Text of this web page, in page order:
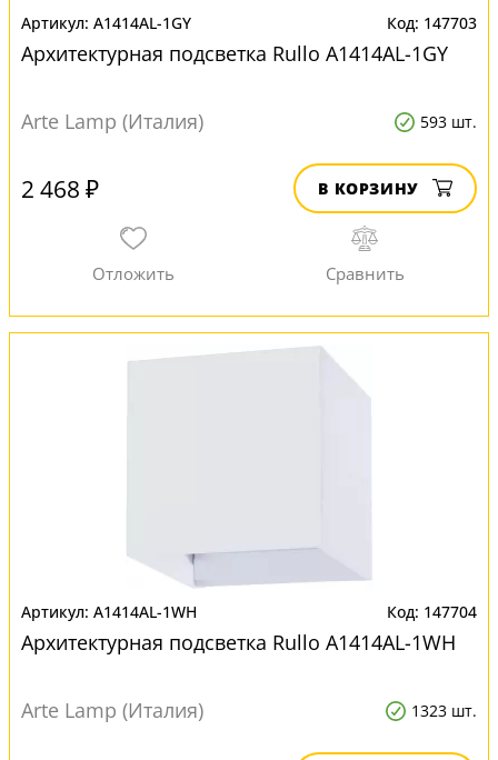
A1414AL-1GY 147703
Архитектурная подсветка Rullo A1414AL-1GY
Arte Lamp (Италия) 593 шт.
2 468 ₽ В КОРЗИНУ
A1414AL-1WH 147704
Архитектурная подсветка Rullo A1414AL-1WH
Arte Lamp (Италия) 1323 шт.